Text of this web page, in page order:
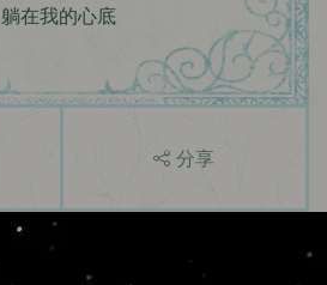
躺在我的心底
分享